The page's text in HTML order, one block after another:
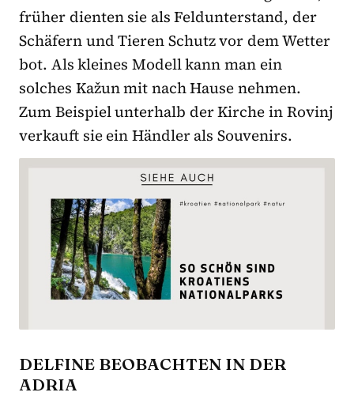
früher dienten sie als Feldunterstand, der
Schäfern und Tieren Schutz vor dem Wetter
bot. Als kleines Modell kann man ein
solches Kažun mit nach Hause nehmen.
Zum Beispiel unterhalb der Kirche in Rovinj
verkauft sie ein Händler als Souvenirs.
DELFINE BEOBACHTEN IN DER
ADRIA